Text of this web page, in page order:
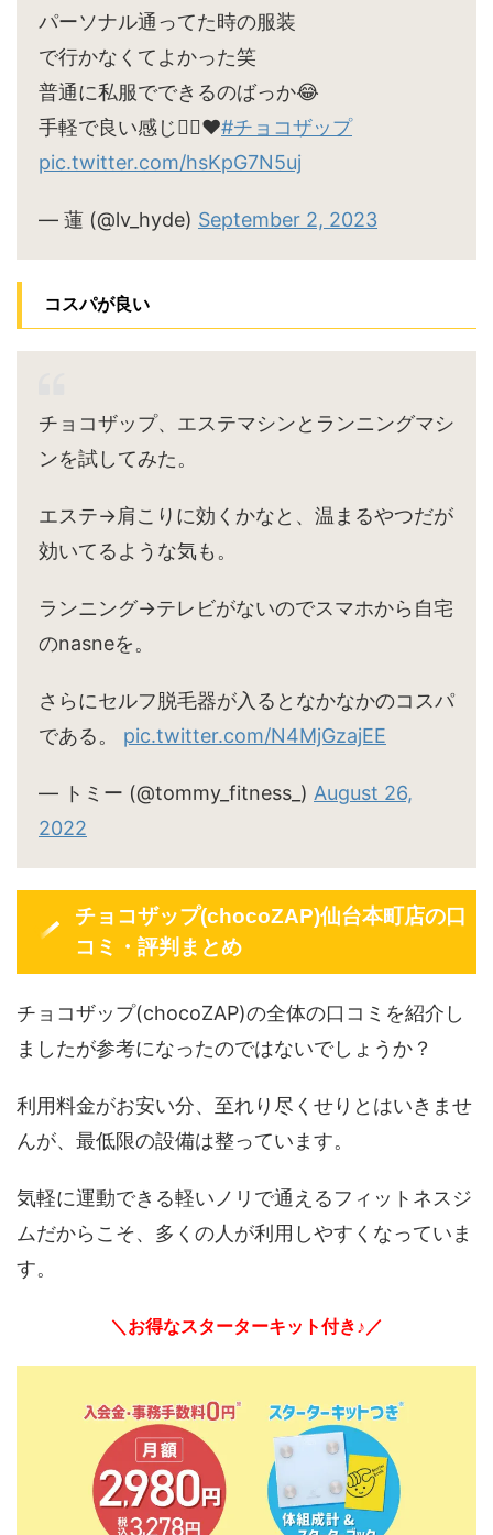
パーソナル通ってた時の服装
で行かなくてよかった笑
普通に私服でできるのばっか😂
手軽で良い感じ🙆‍♀️♥#チョコザップ
pic.twitter.com/hsKpG7N5uj
— 蓮 (@lv_hyde) September 2, 2023
コスパが良い
チョコザップ、エステマシンとランニングマシ
ンを試してみた。
エステ→肩こりに効くかなと、温まるやつだが
効いてるような気も。
ランニング→テレビがないのでスマホから自宅
のnasneを。
さらにセルフ脱毛器が入るとなかなかのコスパ
である。 pic.twitter.com/N4MjGzajEE
— トミー (@tommy_fitness_) August 26,
2022
チョコザップ(chocoZAP)仙台本町店の口
コミ・評判まとめ
チョコザップ(chocoZAP)の全体の口コミを紹介し
ましたが参考になったのではないでしょうか？
利用料金がお安い分、至れり尽くせりとはいきませ
んが、最低限の設備は整っています。
気軽に運動できる軽いノリで通えるフィットネスジ
ムだからこそ、多くの人が利用しやすくなっていま
す。
＼お得なスターターキット付き♪／